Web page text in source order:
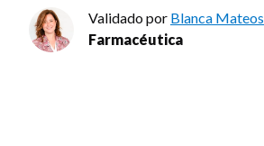
Validado por Blanca Mateos
Farmacéutica